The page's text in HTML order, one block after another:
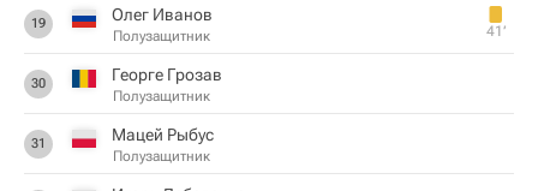
19 Олег Иванов
Полузащитник 41‎’‎
30 Георге Грозав
Полузащитник
31 Мацей Рыбус
Полузащитник